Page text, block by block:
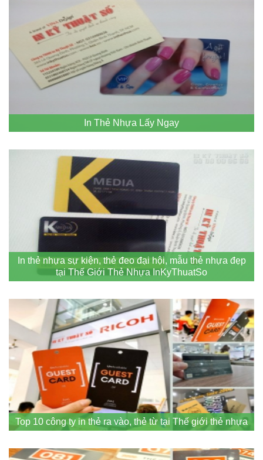
In Thẻ Nhựa Lấy Ngay
In thẻ nhựa sự kiện, thẻ đeo đại hội, mẫu thẻ nhựa đẹp
tại Thế Giới Thẻ Nhựa InKyThuatSo
Top 10 công ty in thẻ ra vào, thẻ từ tại Thế giới thẻ nhựa